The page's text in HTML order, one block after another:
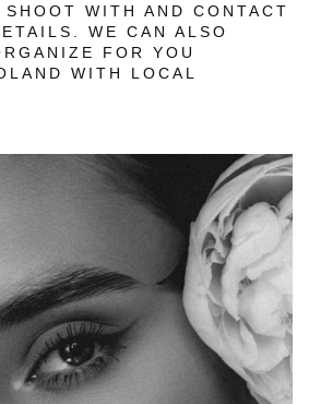
WITH AND CONTACT
WE CAN ALSO
FOR YOU
WITH LOCAL